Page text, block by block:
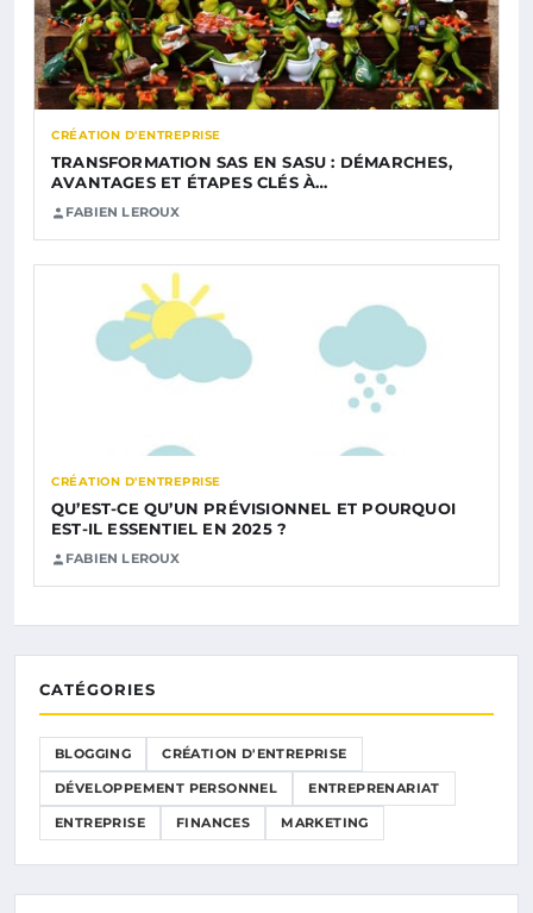
CRÉATION D'ENTREPRISE
TRANSFORMATION SAS EN SASU : DÉMARCHES,
AVANTAGES ET ÉTAPES CLÉS À…
FABIEN LEROUX
CRÉATION D'ENTREPRISE
QU’EST-CE QU’UN PRÉVISIONNEL ET POURQUOI
EST-IL ESSENTIEL EN 2025 ?
FABIEN LEROUX
CATÉGORIES
BLOGGING CRÉATION D'ENTREPRISE
DÉVELOPPEMENT PERSONNEL ENTREPRENARIAT
ENTREPRISE FINANCES MARKETING